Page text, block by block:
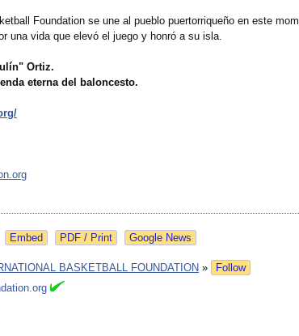
Foundation se une al pueblo puertorriqueño en este
una vida que elevó el juego y honró a su isla.
Ortiz.
eterna del baloncesto.
Google News
BASKETBALL FOUNDATION »
Follow